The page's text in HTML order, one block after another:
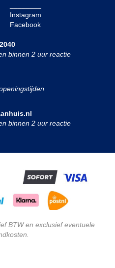
Instagram
Facebook
binnen 2 uur reactie
binnen 2 uur reactie
BTW en exclusief eventuele